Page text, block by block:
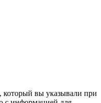
который вы указывали при